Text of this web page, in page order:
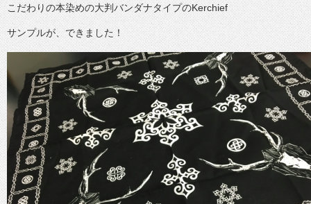
こだわりの本染めの大判バンダナタイプのKerchief
サンプルが、できました！